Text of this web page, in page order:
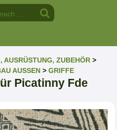
AUSRÜSTUNG, ZUBEHÖR >
AUSSEN > GRIFFE
Picatinny Fde